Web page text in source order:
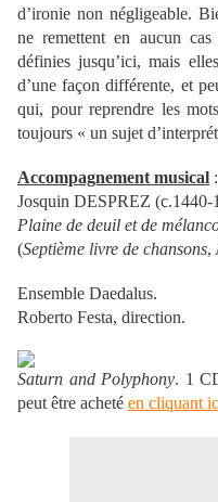
d’ironie non négligeable.
ne remettent en aucun
définies jusqu’ici, mais
d’une façon différente, et
qui, pour reprendre les
toujours « un sujet
Accompagnement musical :
Josquin DESPREZ (c.1440-
Plaine de deuil et de
(Septième livre de chansons,
Ensemble Daedalus.
Roberto Festa, direction.
Saturn and Polyphony. 1
peut être acheté en cliquant